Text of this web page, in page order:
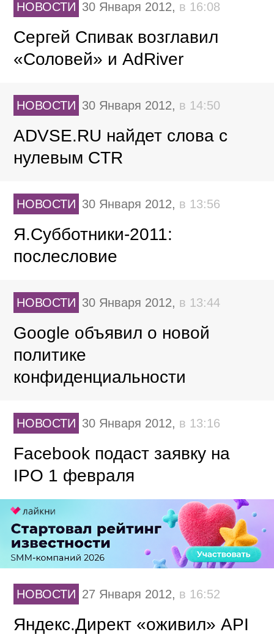
НОВОСТИ 30 Января 2012, в 16:08
Сергей Спивак возглавил
«Соловей» и AdRiver
НОВОСТИ 30 Января 2012, в 14:50
ADVSE.RU найдет слова с
нулевым CTR
НОВОСТИ 30 Января 2012, в 13:56
Я.Субботники-2011:
послесловие
НОВОСТИ 30 Января 2012, в 13:44
Google объявил о новой
политике
конфиденциальности
НОВОСТИ 30 Января 2012, в 13:16
Facebook подаст заявку на
IPO 1 февраля
НОВОСТИ 27 Января 2012, в 16:52
Яндекс.Директ «оживил» API